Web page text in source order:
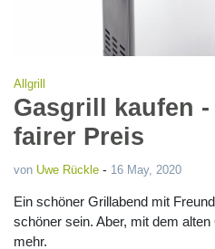
Allgrill
Gasgrill kaufen
fairer Preis
von Uwe Rückle - 16 May, 2020
Ein schöner Grillabend mit
schöner sein. Aber, mit dem
mehr.